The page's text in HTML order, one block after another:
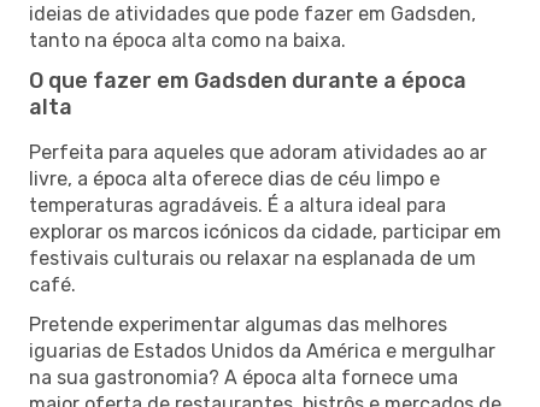
ideias de atividades que pode fazer em Gadsden,
tanto na época alta como na baixa.
O que fazer em Gadsden durante a época
alta
Perfeita para aqueles que adoram atividades ao ar
livre, a época alta oferece dias de céu limpo e
temperaturas agradáveis. É a altura ideal para
explorar os marcos icónicos da cidade, participar em
festivais culturais ou relaxar na esplanada de um
café.
Pretende experimentar algumas das melhores
iguarias de Estados Unidos da América e mergulhar
na sua gastronomia? A época alta fornece uma